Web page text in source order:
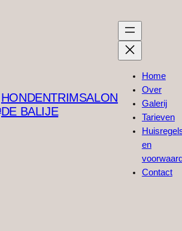
HONDENTRIMSALON
DE BALIJE
Home
Over
Galerij
Tarieven
en
Contact